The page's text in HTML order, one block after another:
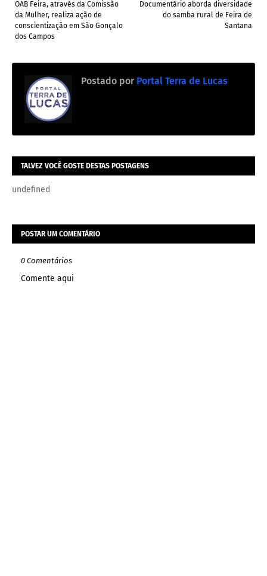
Documentário aborda diversidade
do samba rural de Feira de
Santana
OAB Feira, através da Comissão
da Mulher, realiza ação de
conscientização em São Gonçalo
dos Campos
Postado por Portal Terra de Lucas
TALVEZ VOCÊ GOSTE DESTAS POSTAGENS
undefined
POSTAR UM COMENTÁRIO
0 Comentários
Comente aqui